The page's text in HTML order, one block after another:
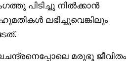
പിടിച്ചു നിൽക്കാൻ
ലഭിച്ചുവെങ്കിലും
മരുഭൂ ജീവിതം